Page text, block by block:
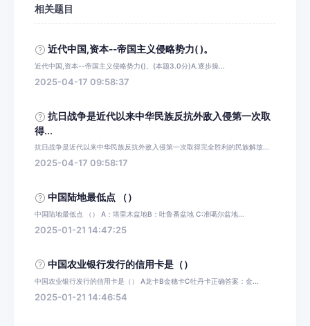
相关题目
近代中国,资本--帝国主义侵略势力( )。
近代中国,资本--帝国主义侵略势力()。(本题3.0分)A.逐步操...
2025-04-17 09:58:37
抗日战争是近代以来中华民族反抗外敌入侵第一次取
得...
抗日战争是近代以来中华民族反抗外敌入侵第一次取得完全胜利的民族解放...
2025-04-17 09:58:17
中国陆地最低点 （）
中国陆地最低点 （） A：塔里木盆地B：吐鲁番盆地 C:准噶尔盆地...
2025-01-21 14:47:25
中国农业银行发行的信用卡是（）
中国农业银行发行的信用卡是（） A龙卡B金穗卡C牡丹卡正确答案：金...
2025-01-21 14:46:54